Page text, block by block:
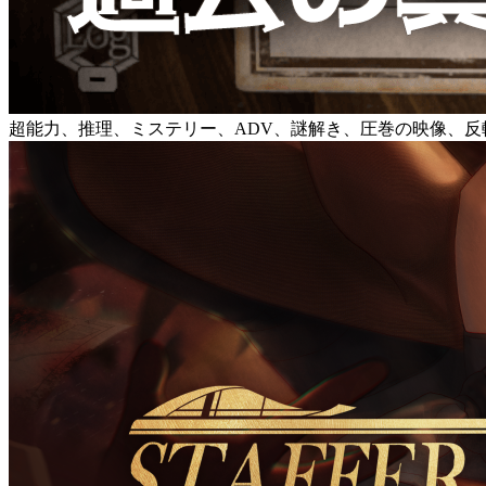
超能力、推理、ミステリー、ADV、謎解き、圧巻の映像、反